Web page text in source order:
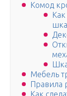
Комод
Мебель
Правила
Как